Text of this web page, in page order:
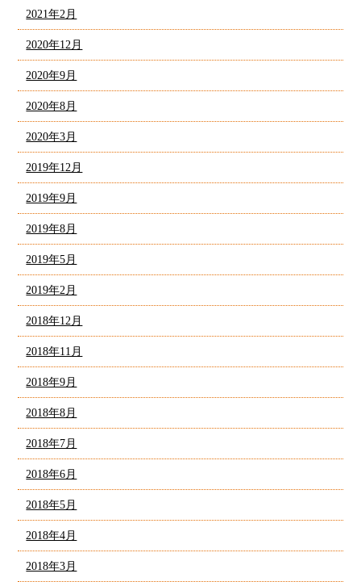
2021年2月
2020年12月
2020年9月
2020年8月
2020年3月
2019年12月
2019年9月
2019年8月
2019年5月
2019年2月
2018年12月
2018年11月
2018年9月
2018年8月
2018年7月
2018年6月
2018年5月
2018年4月
2018年3月